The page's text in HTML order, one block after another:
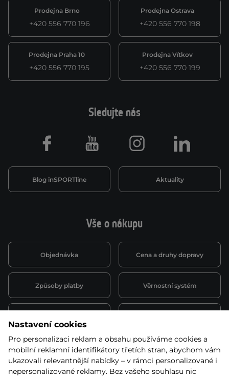
Prodejna Brno
+420 556 770 196
Prodejna Ostrava
+420 556 770 198
Prodejna Praha 10
+420 556 770 195
Prodejna Vítkov
+420 556 770 199
Vše o nákupu
Objednávka Cena a druhy dopravy
Způsoby platby Věrnostní systém
Půjčovna
obchodní podmínky
Kariéra
Sledujte nás
Blog inSPORTline Aktuality
Facebook Youtube Instagram LinkedIn
Nastavení cookies
Pro personalizaci reklam a obsahu používáme cookies a
mobilní reklamní identifikátory třetích stran, abychom vám
ukazovali relevantnější nabídky – v rámci personalizované i
nepersonalizované reklamy. Bez vašeho souhlasu nic